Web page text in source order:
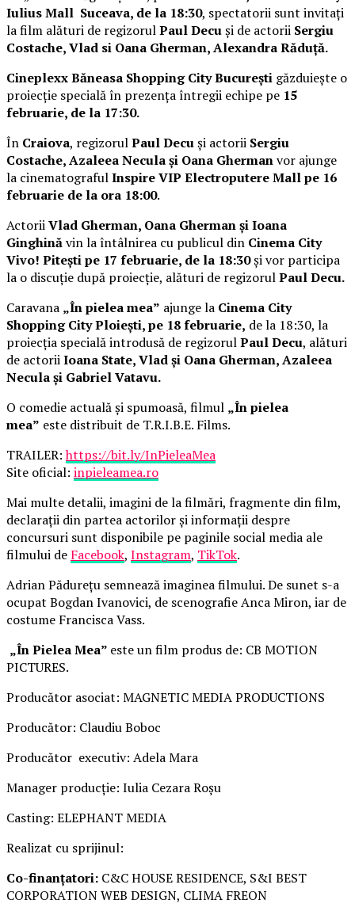
Iulius Mall Suceava, de la 18:30, spectatorii sunt invitați
la film alături de regizorulPaul Decuși de actorii Sergiu
Costache, Vlad si Oana Gherman, Alexandra Răduță.
Cineplexx Băneasa Shopping City București găzduiește o
proiecție specială în prezența întregii echipe pe 15
februarie, de la 17:30.
În Craiova, regizorulPaul Decuși actorii Sergiu
Costache, Azaleea Necula și Oana Ghermanvor ajunge
la cinematografulInspire VIP Electroputere Mall pe 16
februarie de la ora 18:00.
ActoriiVlad Gherman, Oana Gherman și Ioana
Ginghinăvin la întâlnirea cu publicul din Cinema City
Vivo! Pitești pe 17 februarie, de la 18:30și vor participa
la o discuție după proiecție, alături de regizorulPaul Decu.
Caravana „În pielea mea” ajunge la Cinema City
Shopping City Ploiești, pe 18 februarie, de la 18:30, la
proiecția specială introdusă de regizorulPaul Decu, alături
de actoriiIoana State, Vlad și Oana Gherman, Azaleea
Necula și Gabriel Vatavu.
O comedie actuală și spumoasă, filmul „În pielea
mea” este distribuit de T.R.I.B.E. Films.
TRAILER:https://bit.ly/InPieleaMea
Site oficial: inpieleamea.ro
Mai multe detalii, imagini de la filmări, fragmente din film,
declarații din partea actorilor și informații despre
concursuri sunt disponibile pe paginile social media ale
filmului de Facebook, Instagram, TikTok.
Adrian Pădurețu semnează imaginea filmului. De sunet s-a
ocupat Bogdan Ivanovici, de scenografie Anca Miron, iar de
costume Francisca Vass.
„În Pielea Mea” este un film produs de: CB MOTION
PICTURES.
Producător asociat: MAGNETIC MEDIA PRODUCTIONS
Producător: Claudiu Boboc
Producător executiv: Adela Mara
Manager producție: Iulia Cezara Roșu
Casting: ELEPHANT MEDIA
Realizat cu sprijinul:
Co-finanțatori: C&C HOUSE RESIDENCE, S&I BEST
CORPORATION WEB DESIGN, CLIMA FREON